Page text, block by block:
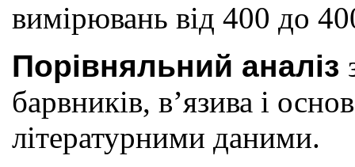
вимірювань від 400 до
Порівняльний аналіз
барвників, в’язива і
літературними даними.